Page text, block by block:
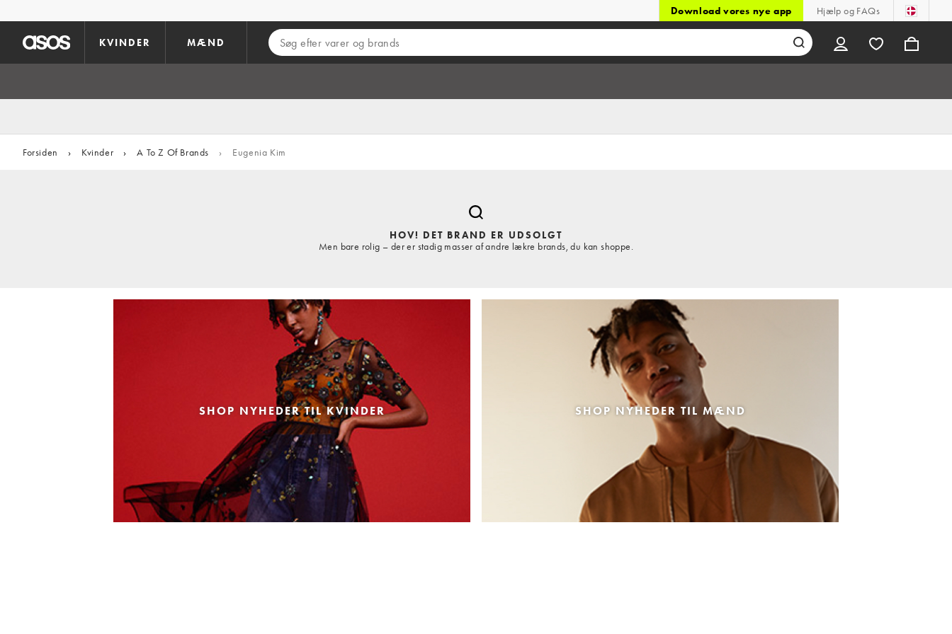
Download vores nye app Hjælp og FAQs
KVINDER MÆND
Forsiden › Kvinder › A To Z Of Brands › Eugenia Kim
HOV! DET BRAND ER UDSOLGT
Men bare rolig – der er stadig masser af andre lækre brands, du kan shoppe.
SHOP NYHEDER TIL KVINDER SHOP NYHEDER TIL MÆND